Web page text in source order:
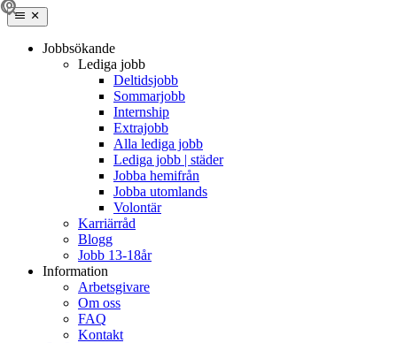
Jobbsökande
Lediga jobb
Deltidsjobb
Sommarjobb
Internship
Extrajobb
Alla lediga jobb
Lediga jobb | städer
Jobba hemifrån
Jobba utomlands
Volontär
Karriärråd
Blogg
Jobb 13-18år
Information
Arbetsgivare
Om oss
FAQ
Kontakt